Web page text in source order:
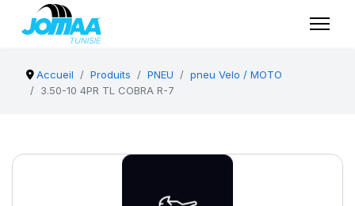
Accueil Produits PNEU
pneu Velo / MOTO
3.50-10 4PR TL COBRA R-7